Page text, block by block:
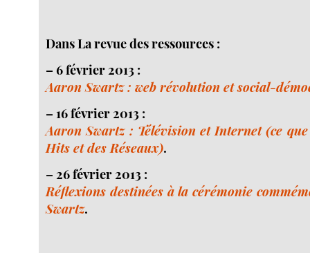
Dans La revue des ressources :
– 6 février 2013 :
Aaron Swartz : web révolution et social-
– 16 février 2013 :
Aaron Swartz : Télévision et Internet (ce
Hits et des Réseaux).
– 26 février 2013 :
Réflexions destinées à la cérémonie
Swartz.